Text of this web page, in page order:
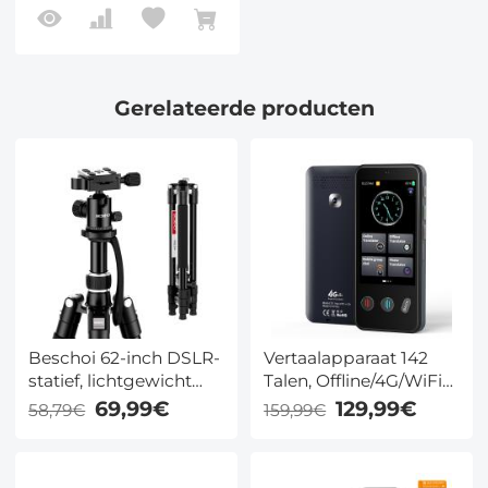
Gerelateerde producten
Beschoi 62-inch DSLR-
statief, lichtgewicht
compact aluminium
58,79€ 69,99€
Vertaalapparaat 142
Talen, Offline/4G/WiFi
Vertaling - Voor Reizen
159,99€ 129,99€